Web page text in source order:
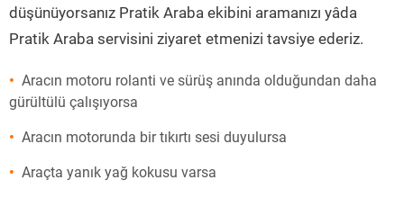
düşünüyorsanız Pratik Araba ekibini aramanızı yâda
Pratik Araba servisini ziyaret etmenizi tavsiye ederiz.
Aracın motoru rolanti ve sürüş anında olduğundan daha
gürültülü çalışıyorsa
Aracın motorunda bir tıkırtı sesi duyulursa
Araçta yanık yağ kokusu varsa